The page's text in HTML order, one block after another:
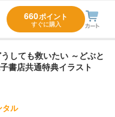
660ポイント
すぐに購入
しても救いたい ～どぶと
書店共通特典イラスト
タル